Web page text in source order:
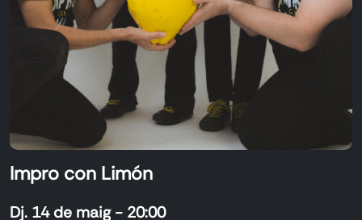
Impro con Limón
Dj. 14 de maig - 20:00